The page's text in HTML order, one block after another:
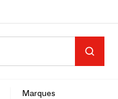
Marques